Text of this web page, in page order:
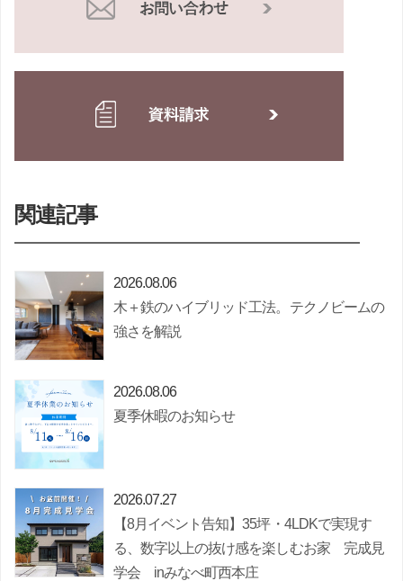
関連記事
2026.08.06
木＋鉄のハイブリッド工法。テクノビームの
強さを解説
2026.08.06
夏季休暇のお知らせ
2026.07.27
【8月イベント告知】35坪・4LDKで実現す
る、数字以上の抜け感を楽しむお家 完成見
学会 inみなべ町西本庄